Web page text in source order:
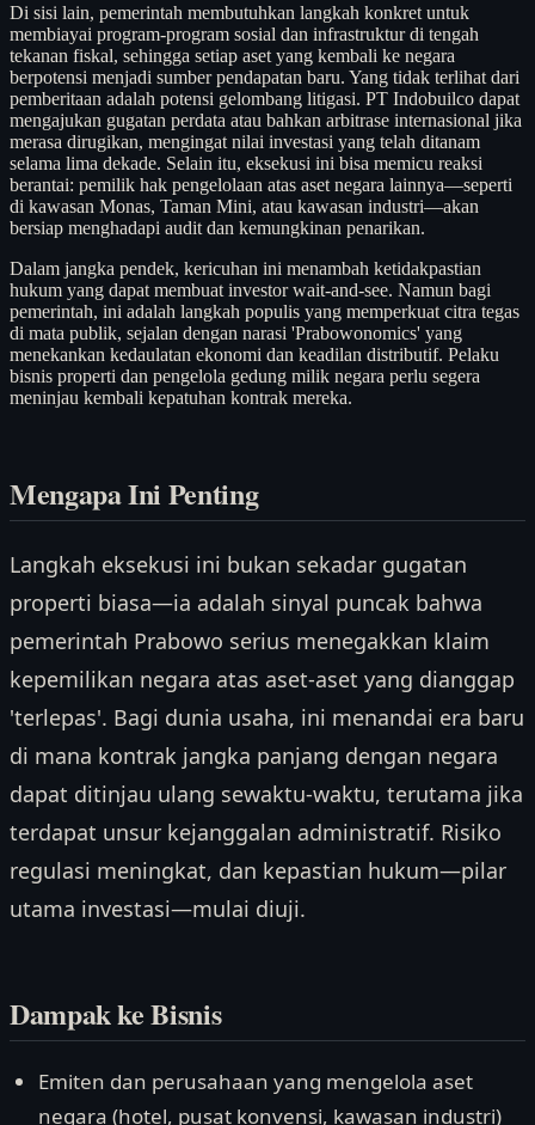
Di sisi lain, pemerintah membutuhkan langkah konkret untuk
membiayai program-program sosial dan infrastruktur di tengah
tekanan fiskal, sehingga setiap aset yang kembali ke negara
berpotensi menjadi sumber pendapatan baru. Yang tidak terlihat dari
pemberitaan adalah potensi gelombang litigasi. PT Indobuilco dapat
mengajukan gugatan perdata atau bahkan arbitrase internasional jika
merasa dirugikan, mengingat nilai investasi yang telah ditanam
selama lima dekade. Selain itu, eksekusi ini bisa memicu reaksi
berantai: pemilik hak pengelolaan atas aset negara lainnya—seperti
di kawasan Monas, Taman Mini, atau kawasan industri—akan
bersiap menghadapi audit dan kemungkinan penarikan.
Dalam jangka pendek, kericuhan ini menambah ketidakpastian
hukum yang dapat membuat investor wait-and-see. Namun bagi
pemerintah, ini adalah langkah populis yang memperkuat citra tegas
di mata publik, sejalan dengan narasi 'Prabowonomics' yang
menekankan kedaulatan ekonomi dan keadilan distributif. Pelaku
bisnis properti dan pengelola gedung milik negara perlu segera
meninjau kembali kepatuhan kontrak mereka.
Mengapa Ini Penting
Langkah eksekusi ini bukan sekadar gugatan
properti biasa—ia adalah sinyal puncak bahwa
pemerintah Prabowo serius menegakkan klaim
kepemilikan negara atas aset-aset yang dianggap
'terlepas'. Bagi dunia usaha, ini menandai era baru
di mana kontrak jangka panjang dengan negara
dapat ditinjau ulang sewaktu-waktu, terutama jika
terdapat unsur kejanggalan administratif. Risiko
regulasi meningkat, dan kepastian hukum—pilar
utama investasi—mulai diuji.
Dampak ke Bisnis
Emiten dan perusahaan yang mengelola aset
negara (hotel, pusat konvensi, kawasan industri)